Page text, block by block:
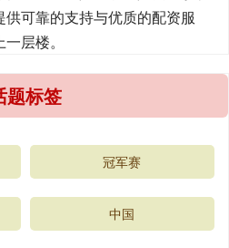
可靠的支持与优质的配资服
层楼。
题标签
冠军赛
中国